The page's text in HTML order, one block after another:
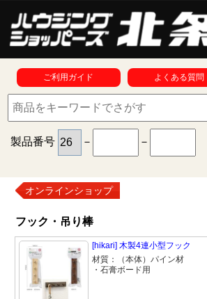
ご利用ガイド よくある質問
製品番号 － －
オンラインショップ
フック・吊り棒
[hikari] 木製4連小型フック
材質：（本体）パイン材
・石膏ボード用